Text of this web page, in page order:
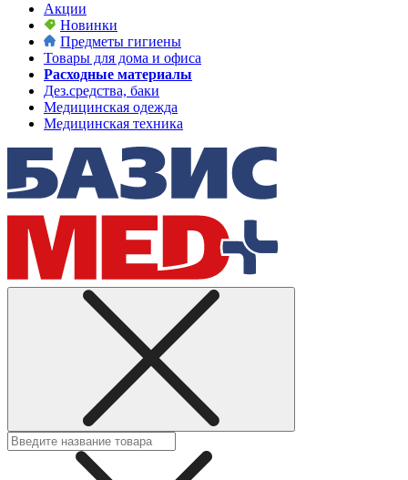
Акции
Новинки
Предметы гигиены
Товары для дома и офиса
Расходные материалы
Дез.средства, баки
Медицинская одежда
Медицинская техника